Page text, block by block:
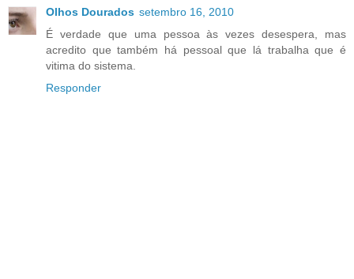
Olhos Dourados setembro 16, 2010
É verdade que uma pessoa às vezes desespera, mas
acredito que também há pessoal que lá trabalha que é
vitima do sistema.
Responder